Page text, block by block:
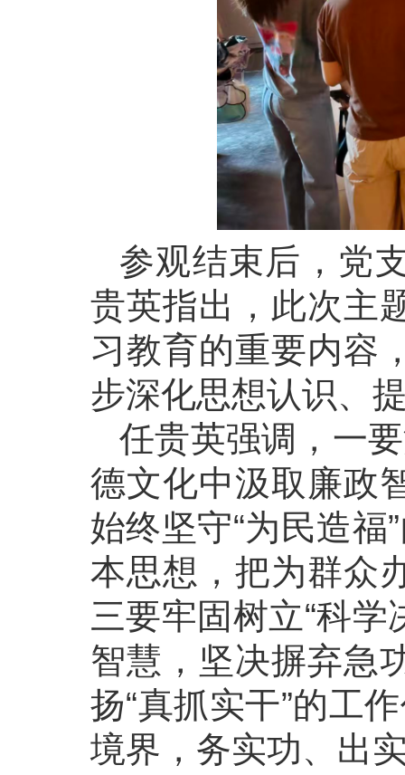
参观结束后，党
贵英指出，此次主
习教育的重要内容
步深化思想认识、
任贵英强调，一
德文化中汲取廉政
始终坚守“为民造福
本思想，把为群众
三要牢固树立“科学
智慧，坚决摒弃急
扬“真抓实干”的工
境界，务实功、出